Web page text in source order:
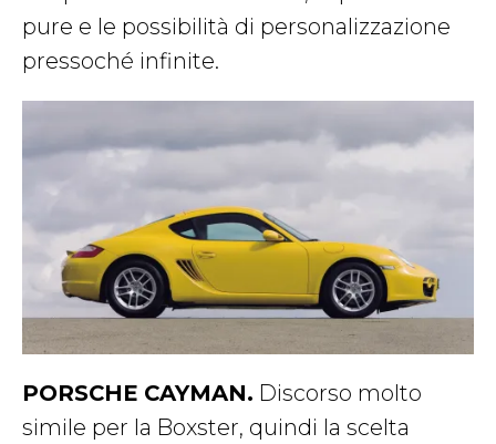
pure e le possibilità di personalizzazione
pressoché infinite.
PORSCHE CAYMAN. Discorso molto
simile per la Boxster, quindi la scelta